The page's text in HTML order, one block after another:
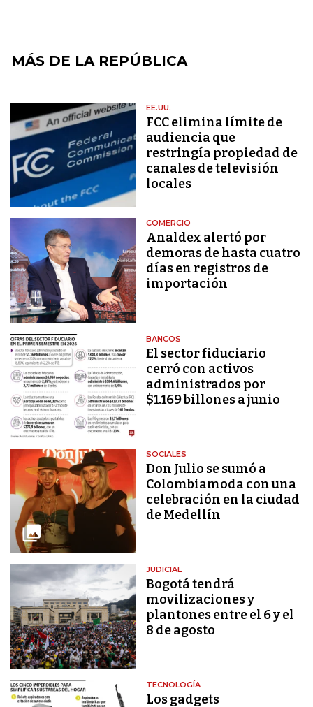
MÁS DE LA REPÚBLICA
EE.UU.
FCC elimina límite de
audiencia que
restringía propiedad de
canales de televisión
locales
COMERCIO
Analdex alertó por
demoras de hasta cuatro
días en registros de
importación
BANCOS
El sector fiduciario
cerró con activos
administrados por
$1.169 billones a junio
SOCIALES
Don Julio se sumó a
Colombiamoda con una
celebración en la ciudad
de Medellín
JUDICIAL
Bogotá tendrá
movilizaciones y
plantones entre el 6 y el
8 de agosto
TECNOLOGÍA
Los gadgets